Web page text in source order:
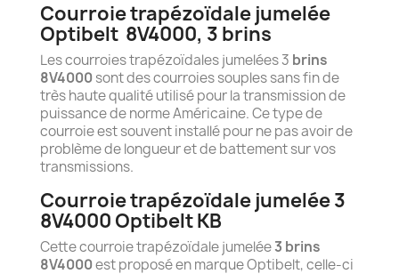
Courroie trapézoïdale jumelée
Optibelt 8V4000, 3 brins
Les courroies trapézoïdales jumelées 3 brins
8V4000sont des courroies souples sans fin de
très haute qualité utilisé pour la transmission de
puissance de norme Américaine. Ce type de
courroie est souvent installé pour ne pas avoir de
problème de longueur et de battement sur vos
transmissions.
Courroie trapézoïdale jumelée 3
8V4000 Optibelt KB
Cette courroie trapézoïdale jumelée3 brins
8V4000est proposé en marque Optibelt, celle-ci